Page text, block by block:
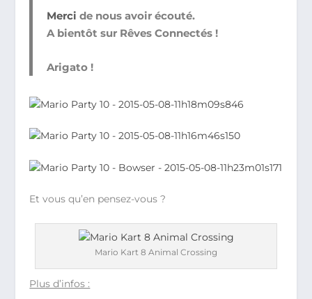
Merci de nous avoir écouté.
A bientôt sur Rêves Connectés !
Arigato !
Et vous qu’en pensez-vous ?
Mario Kart 8 Animal Crossing
Plus d’infos :